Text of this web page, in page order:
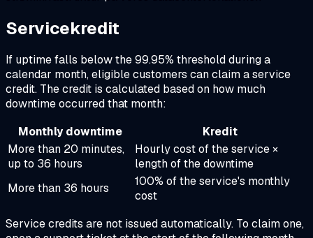
Servicekredit
If uptime falls below the 99.95% threshold during a
calendar month, eligible customers can claim a service
credit. The credit is calculated based on how much
downtime occurred that month:
Monthly downtime
Kredit
More than 20 minutes,
up to 36 hours
Hourly cost of the service ×
length of the downtime
More than 36 hours
100% of the service's monthly
cost
Service credits are not issued automatically. To claim one,